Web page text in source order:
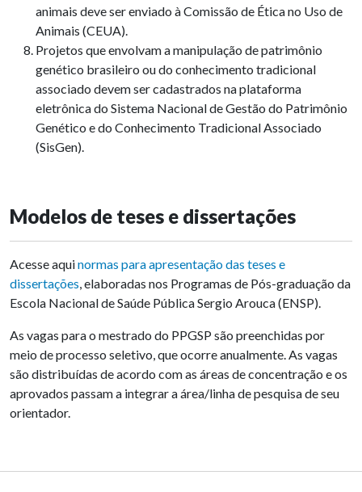
animais deve ser enviado à Comissão de Ética no Uso de
Animais (CEUA).
Projetos que envolvam a manipulação de patrimônio
genético brasileiro ou do conhecimento tradicional
associado devem ser cadastrados na plataforma
eletrônica do Sistema Nacional de Gestão do Patrimônio
Genético e do Conhecimento Tradicional Associado
(SisGen).
Modelos de teses e dissertações
Acesse aquinormas para apresentação das teses e
dissertações , elaboradas nos Programas de Pós-graduação da
Escola Nacional de Saúde Pública Sergio Arouca (ENSP).
As vagas para o mestrado do PPGSP são preenchidas por
meio de processo seletivo, que ocorre anualmente. As vagas
são distribuídas de acordo com as áreas de concentração e os
aprovados passam a integrar a área/linha de pesquisa de seu
orientador.